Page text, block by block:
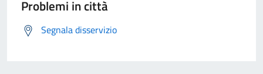
Problemi in città
Segnala disservizio